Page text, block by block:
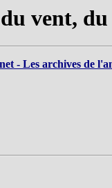
vent,
- Les archives de